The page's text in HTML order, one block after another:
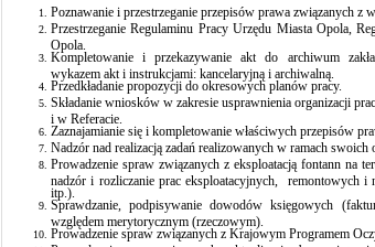
Poznawanie i przestrzeganie przepisów prawa związanych z
Przestrzeganie Regulaminu Pracy Urzędu Miasta Opola,
Opola.
Kompletowanie i przekazywanie akt do archiwum
wykazem akt i instrukcjami: kancelaryjną i archiwalną.
Przedkładanie propozycji do okresowych planów pracy.
Składanie wniosków w zakresie usprawnienia organizacji
i w Referacie.
Zaznajamianie się i kompletowanie właściwych przepisów
Nadzór nad realizacją zadań realizowanych w ramach swoich
Prowadzenie spraw związanych z eksploatacją fontann na
nadzór i rozliczanie prac eksploatacyjnych, remontowych i
itp.).
Sprawdzanie, podpisywanie dowodów księgowych
względem merytorycznym (rzeczowym).
Prowadzenie spraw związanych z Krajowym Programem